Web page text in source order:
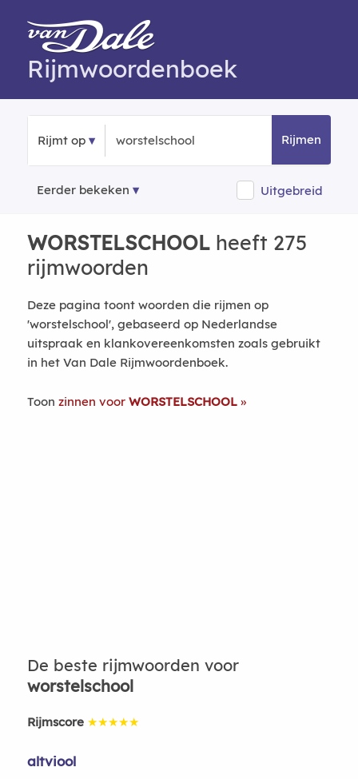
Rijmwoordenboek
Rijmt op Rijmen
Eerder bekeken Uitgebreid
WORSTELSCHOOLheeft 275
rijmwoorden
Deze pagina toont woorden die rijmen op
'worstelschool', gebaseerd op Nederlandse
uitspraak en klankovereenkomsten zoals gebruikt
in het Van Dale Rijmwoordenboek.
Toon zinnen voor WORSTELSCHOOL
De beste rijmwoorden voor
worstelschool
Rijmscore ★★★★★
altviool